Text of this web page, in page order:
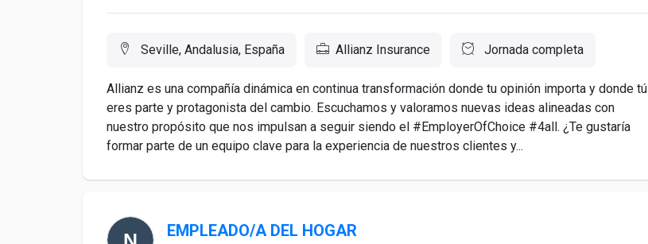
Seville, Andalusia, España Allianz Insurance Jornada completa
Allianz es una compañía dinámica en continua transformación donde tu opinión importa y donde tú
eres parte y protagonista del cambio. Escuchamos y valoramos nuevas ideas alineadas con
nuestro propósito que nos impulsan a seguir siendo el #EmployerOfChoice #4all. ¿Te gustaría
formar parte de un equipo clave para la experiencia de nuestros clientes y...
EMPLEADO/A DEL HOGAR